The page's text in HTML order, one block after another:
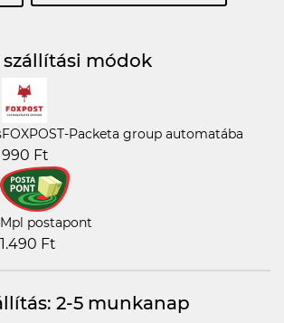
módok
FOXPOST-Packeta group automatába
990 Ft
Mpl postapont
1.490 Ft
2-5 munkanap